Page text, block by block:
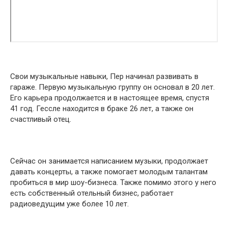
Свои музыкальные навыки, Пер начинал развивать в
гараже. Первую музыкальную группу он основал в 20 лет.
Его карьера продолжается и в настоящее время, спустя
41 год. Гессле находится в браке 26 лет, а также он
счастливый отец.
Сейчас он занимается написанием музыки, продолжает
давать концерты, а также помогает молодым талантам
пробиться в мир шоу-бизнеса. Также помимо этого у него
есть собственный отельный бизнес, работает
радиоведущим уже более 10 лет.